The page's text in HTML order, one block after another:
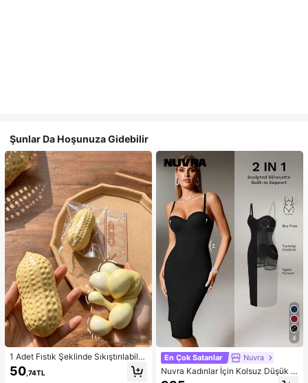
Şunlar Da Hoşunuza Gidebilir
1 Adet Fıstık Şeklinde Sıkıştırılabilir
Stres Oyuncağı, Ofis Rahatlaması v
e Parti Etkileşimi İçin Uygun, Doğu
50 ,74TL
4
En Çok Satanlar Nuvra
Nuvra Kadınlar İçin Kolsuz Düşük K
esimli Çift Katmanlı Karın Toparlayı